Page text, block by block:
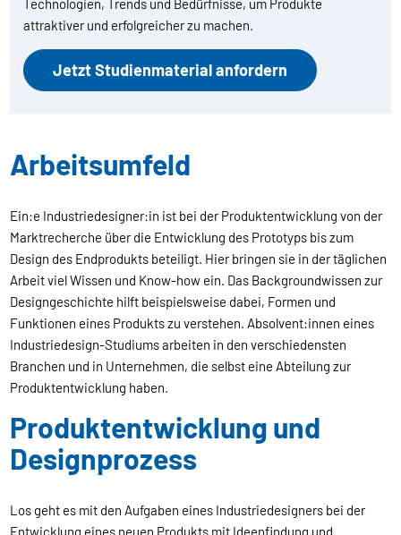
Technologien, Trends und Bedürfnisse, um Produkte
attraktiver und erfolgreicher zu machen.
Jetzt Studienmaterial anfordern
Arbeitsumfeld
Ein:e Industriedesigner:in ist bei der Produktentwicklung von der
Marktrecherche über die Entwicklung des Prototyps bis zum
Design des Endprodukts beteiligt. Hier bringen sie in der täglichen
Arbeit viel Wissen und Know-how ein. Das Backgroundwissen zur
Designgeschichte hilft beispielsweise dabei, Formen und
Funktionen eines Produkts zu verstehen. Absolvent:innen eines
Industriedesign-Studiums arbeiten in den verschiedensten
Branchen und in Unternehmen, die selbst eine Abteilung zur
Produktentwicklung haben.
Produktentwicklung und
Designprozess
Los geht es mit den Aufgaben eines Industriedesigners bei der
Entwicklung eines neuen Produkts mit Ideenfindung und